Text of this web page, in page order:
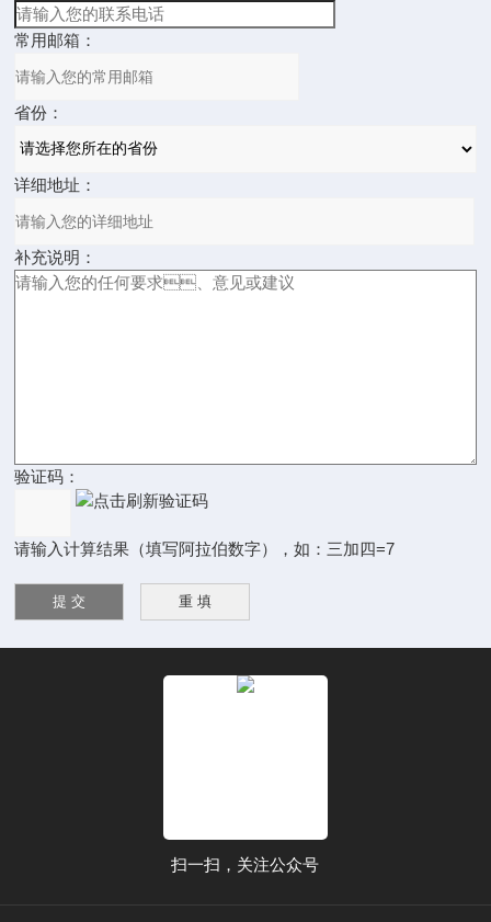
常用邮箱：
省份：
详细地址：
补充说明：
验证码：
请输入计算结果（填写阿拉伯数字），如：三加四=7
扫一扫，关注公众号